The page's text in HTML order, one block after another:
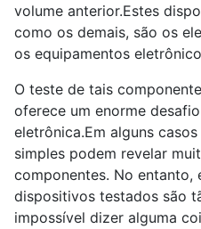
volume anterior.Estes
como os demais, são os
os equipamentos
O teste de tais
oferece um enorme
eletrônica.Em alguns
simples podem revelar
componentes. No entanto,
dispositivos testados são
impossível dizer alguma